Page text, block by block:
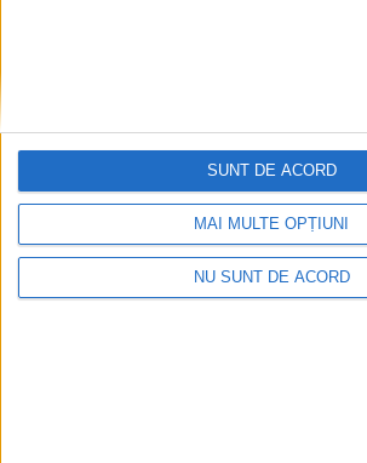
MAI MULTE OPȚIUNI
NU SUNT DE ACORD
SUNT DE ACORD